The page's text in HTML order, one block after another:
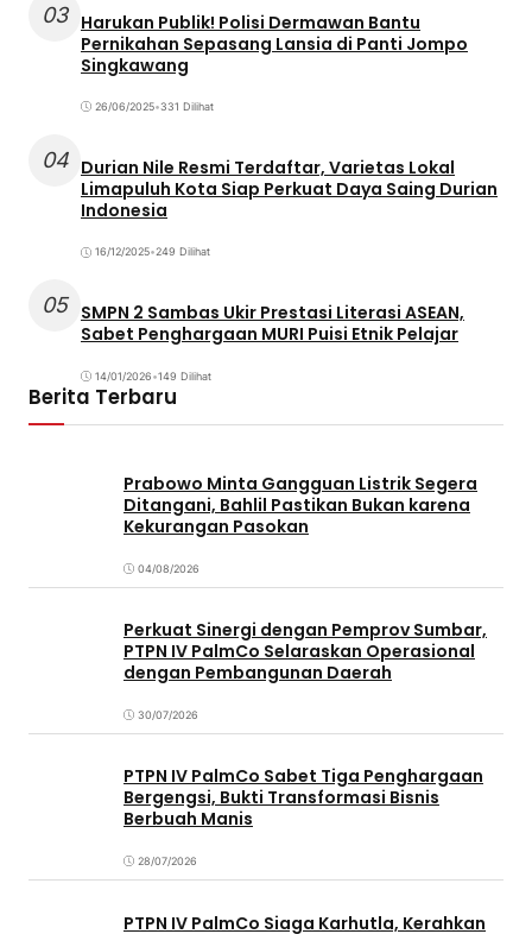
03 Harukan Publik! Polisi Dermawan Bantu
Pernikahan Sepasang Lansia di Panti Jompo
Singkawang
26/06/2025•331 Dilihat
04 Durian Nile Resmi Terdaftar, Varietas Lokal
Limapuluh Kota Siap Perkuat Daya Saing Durian
Indonesia
16/12/2025•249 Dilihat
05 SMPN 2 Sambas Ukir Prestasi Literasi ASEAN,
Sabet Penghargaan MURI Puisi Etnik Pelajar
14/01/2026•149 Dilihat
Berita Terbaru
Prabowo Minta Gangguan Listrik Segera
Ditangani, Bahlil Pastikan Bukan karena
Kekurangan Pasokan
04/08/2026
Perkuat Sinergi dengan Pemprov Sumbar,
PTPN IV PalmCo Selaraskan Operasional
dengan Pembangunan Daerah
30/07/2026
PTPN IV PalmCo Sabet Tiga Penghargaan
Bergengsi, Bukti Transformasi Bisnis
Berbuah Manis
28/07/2026
PTPN IV PalmCo Siaga Karhutla, Kerahkan